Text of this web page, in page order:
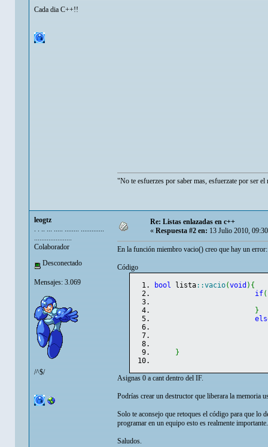
Cada dia C++!!
"No te esfuerzes por saber mas, esfuerzate por ser
leogtz
. . .. ... ..... ........ .............
.....................
Colaborador
Desconectado
Mensajes: 3.069
/^$/
Re: Listas enlazadas en c++
«Respuesta #2 en:13 Julio 2010,
En la función miembro vacio() creo que hay un error:
Código
bool lista::vacio(void ) {
if(
}
}
Asignas 0 a cant dentro del IF.
Podrías crear un destructor que liberara la memoria
Solo te aconsejo que retoques el código para que lo
programar en un equipo esto es realmente importante.
Saludos.